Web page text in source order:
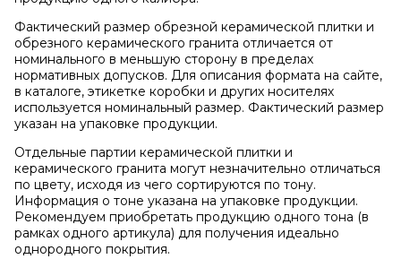
Фактический размер обрезной керамической плитки и
обрезного керамического гранита отличается от
номинального в меньшую сторону в пределах
нормативных допусков. Для описания формата на сайте,
в каталоге, этикетке коробки и других носителях
используется номинальный размер. Фактический размер
указан на упаковке продукции.
Отдельные партии керамической плитки и
керамического гранита могут незначительно отличаться
по цвету, исходя из чего сортируются по тону.
Информация о тоне указана на упаковке продукции.
Рекомендуем приобретать продукцию одного тона (в
рамках одного артикула) для получения идеально
однородного покрытия.